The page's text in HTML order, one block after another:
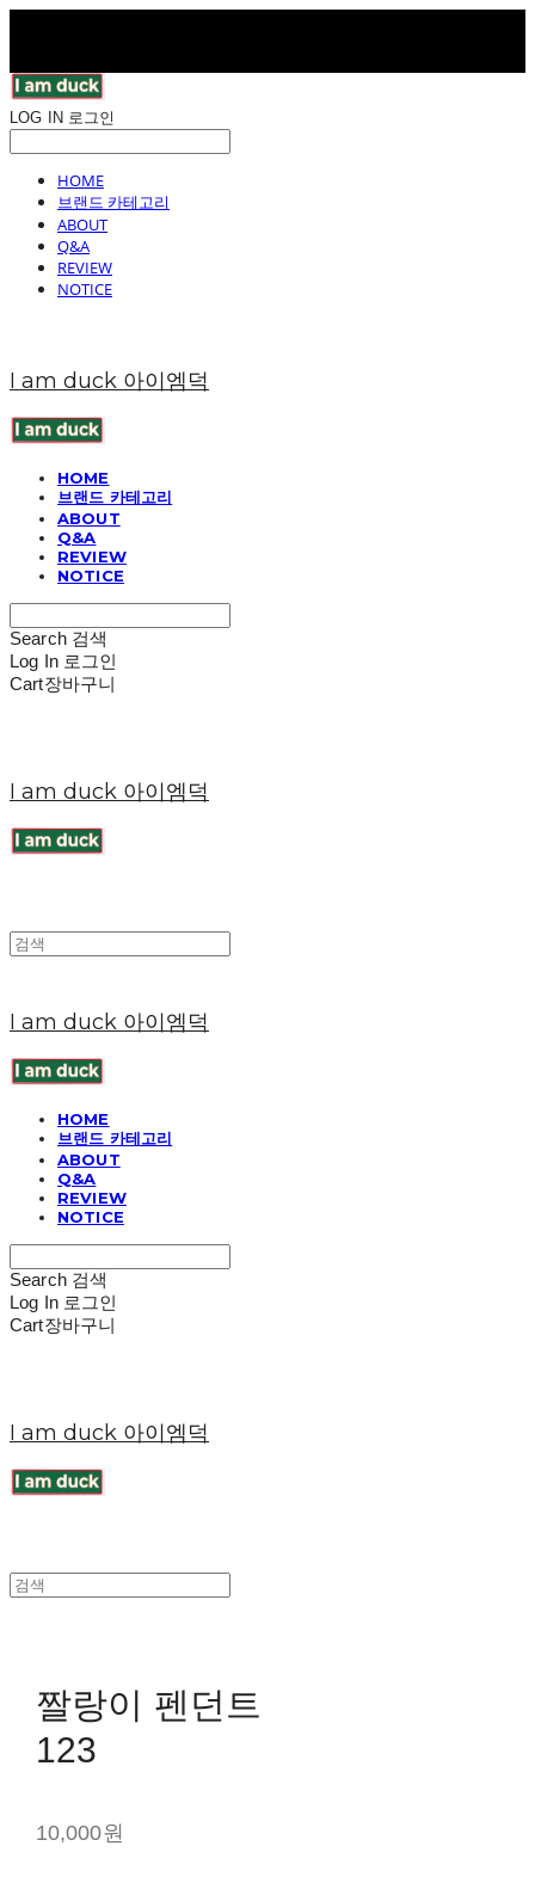
LOG IN 로그인
HOME
브랜드 카테고리
ABOUT
Q&A
REVIEW
NOTICE
I am duck 아이엠덕
HOME
브랜드 카테고리
ABOUT
Q&A
REVIEW
NOTICE
Search 검색
Log In 로그인
Cart장바구니
I am duck 아이엠덕
I am duck 아이엠덕
HOME
브랜드 카테고리
ABOUT
Q&A
REVIEW
NOTICE
Search 검색
Log In 로그인
Cart장바구니
I am duck 아이엠덕
짤랑이 펜던트
123
10,000원